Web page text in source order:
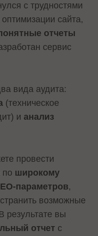
с трудностями
сайта,
отчеты
сервис
вида аудита:
(техническое
и анализ
провести
по широкому
параметров,
возможные
результате вы
отчет с